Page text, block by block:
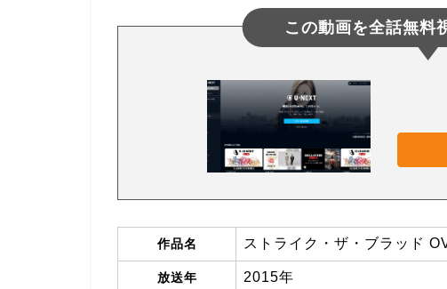
この動画を全話無料
作品名 ストライク・ザ・ブラッド
放送年 2015年